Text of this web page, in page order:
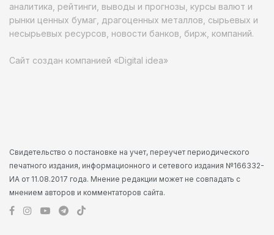
аналитика, рейтинги, выводы и прогнозы, курсы валют и
рынки ценных бумаг, драгоценных металлов, сырьевых и
несырьевых ресурсов, новости банков, бирж, компаний.
Сайт создан компанией «Digital idea»
Свидетельство о постановке на учет, переучет периодического
печатного издания, информационного и сетевого издания №166332-
ИА от 11.08.2017 года. Мнение редакции может не совпадать с
мнением авторов и комментаторов сайта.